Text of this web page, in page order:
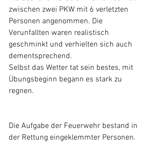
zwischen zwei PKW mit 6 verletzten
Personen angenommen. Die
Verunfallten waren realistisch
geschminkt und verhielten sich auch
dementsprechend.
Selbst das Wetter tat sein bestes, mit
Übungsbeginn begann es stark zu
regnen.
Die Aufgabe der Feuerwehr bestand in
der Rettung eingeklemmter Personen.